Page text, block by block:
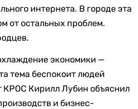
интернета. В городе эта
от остальных проблем.
экономики —
тема беспокоит людей
КРОС Кирилл Лубин объяснил
и бизнес-